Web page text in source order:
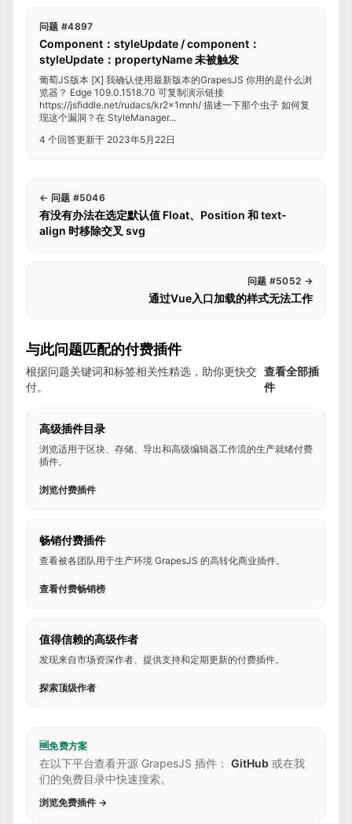
问题 #4897
Component：styleUpdate / component：
styleUpdate：propertyName 未被触发
葡萄JS版本 [X] 我确认使用最新版本的GrapesJS 你用的是什么浏
览器？ Edge 109.0.1518.70 可复制演示链接
https://jsfiddle.net/rudacs/kr2x1mnh/ 描述一下那个虫子 如何复
现这个漏洞？在 StyleManager...
4 个回答更新于 2023年5月22日
← 问题 #5046
有没有办法在选定默认值 Float、Position 和 text-
align 时移除交叉 svg
问题 #5052 →
通过Vue入口加载的样式无法工作
与此问题匹配的付费插件
根据问题关键词和标签相关性精选，助你更快交
付。
查看全部插
件
高级插件目录
浏览适用于区块、存储、导出和高级编辑器工作流的生产就绪付费
插件。
浏览付费插件
畅销付费插件
查看被各团队用于生产环境 GrapesJS 的高转化商业插件。
查看付费畅销榜
值得信赖的高级作者
发现来自市场资深作者、提供支持和定期更新的付费插件。
探索顶级作者
🆓免费方案
在以下平台查看开源 GrapesJS 插件： GitHub 或在我
们的免费目录中快速搜索。
浏览免费插件 →